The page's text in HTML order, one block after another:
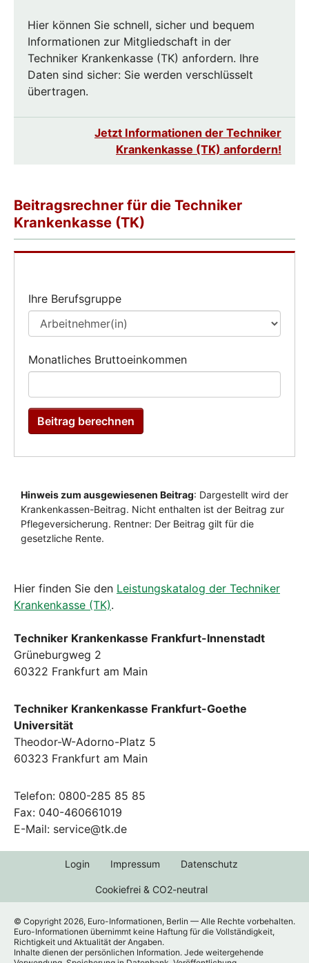
Hier können Sie schnell, sicher und bequem
Informationen zur Mitgliedschaft in der
Techniker Krankenkasse (TK) anfordern. Ihre
Daten sind sicher: Sie werden verschlüsselt
übertragen.
Jetzt Informationen der Techniker
Krankenkasse (TK) anfordern!
Hier finden Sie den Leistungskatalog der Techniker
Krankenkasse (TK).
Techniker Krankenkasse Frankfurt-Innenstadt
Grüneburgweg 2
60322 Frankfurt am Main
Techniker Krankenkasse Frankfurt-Goethe
Universität
Theodor-W-Adorno-Platz 5
60323 Frankfurt am Main
Telefon: 0800-285 85 85
Fax: 040-460661019
E-Mail: service@tk.de
Login Impressum Datenschutz
Cookiefrei & CO2-neutral
© Copyright 2026, Euro-Informationen, Berlin — Alle Rechte vorbehalten.
Euro-Informationen übernimmt keine Haftung für die Vollständigkeit,
Richtigkeit und Aktualität der Angaben.
Inhalte dienen der persönlichen Information. Jede weitergehende